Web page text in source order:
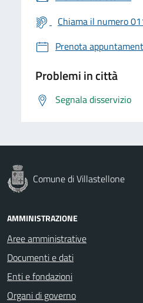
Chiama il numero
Prenota
Problemi in città
Segnala disservizio
Comune di Villastellone
AMMINISTRAZIONE
Aree amministrative
Documenti e dati
Enti e fondazioni
Organi di governo